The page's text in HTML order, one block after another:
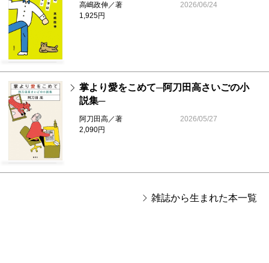
高嶋政伸／著
1,925円
2026/06/24
掌より愛をこめて─阿刀田高さいごの小
説集─
阿刀田高／著
2,090円
2026/05/27
雑誌から生まれた本一覧